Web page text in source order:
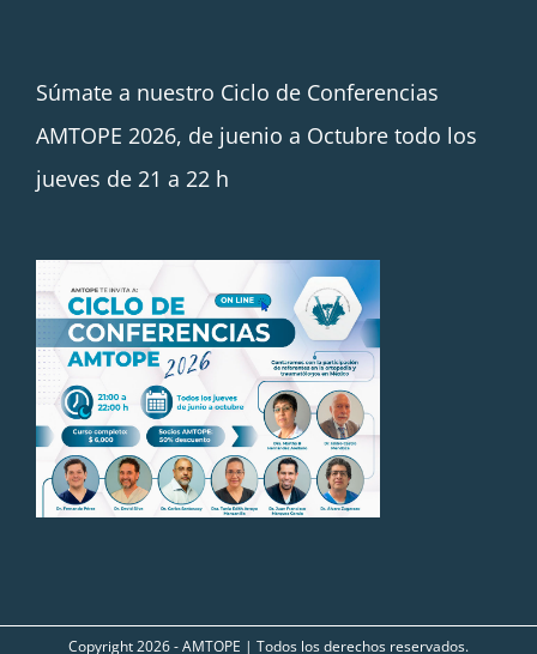
Súmate a nuestro Ciclo de Conferencias
AMTOPE 2026, de juenio a Octubre todo los
jueves de 21 a 22 h
Copyright2026 - AMTOPE | Todos los derechos reservados.